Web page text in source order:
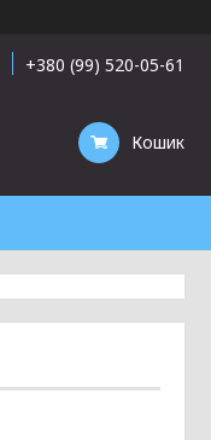
+380 (99) 520-05-61
Кошик